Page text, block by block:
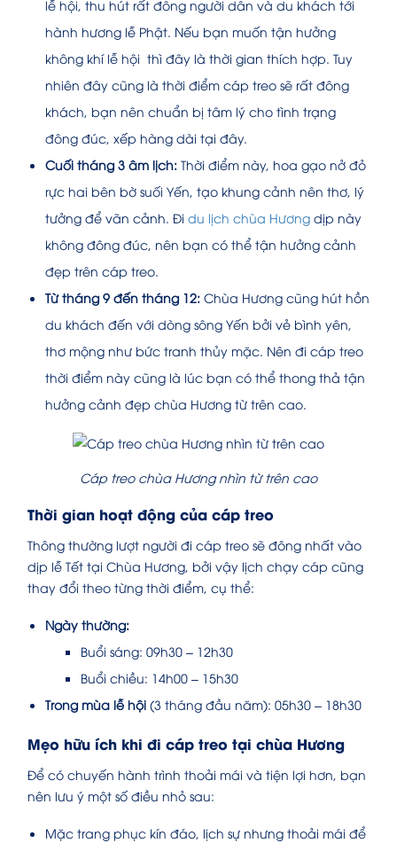
lễ hội, thu hút rất đông người dân và du khách tới
hành hương lễ Phật. Nếu bạn muốn tận hưởng
không khí lễ hội thì đây là thời gian thích hợp. Tuy
nhiên đây cũng là thời điểm cáp treo sẽ rất đông
khách, bạn nên chuẩn bị tâm lý cho tình trạng
đông đúc, xếp hàng dài tại đây.
Cuối tháng 3 âm lịch: Thời điểm này, hoa gạo nở đỏ
rực hai bên bờ suối Yến, tạo khung cảnh nên thơ, lý
tưởng để vãn cảnh. Đi du lịch chùa Hương dịp này
không đông đúc, nên bạn có thể tận hưởng cảnh
đẹp trên cáp treo.
Từ tháng 9 đến tháng 12: Chùa Hương cũng hút hồn
du khách đến với dòng sông Yến bởi vẻ bình yên,
thơ mộng như bức tranh thủy mặc. Nên đi cáp treo
thời điểm này cũng là lúc bạn có thể thong thả tận
hưởng cảnh đẹp chùa Hương từ trên cao.
Cáp treo chùa Hương nhìn từ trên cao
Thời gian hoạt động của cáp treo
Thông thường lượt người đi cáp treo sẽ đông nhất vào
dịp lễ Tết tại Chùa Hương, bởi vậy lịch chạy cáp cũng
thay đổi theo từng thời điểm, cụ thể:
Ngày thường:
Buổi sáng: 09h30 – 12h30
Buổi chiều: 14h00 – 15h30
Trong mùa lễ hội (3 tháng đầu năm): 05h30 – 18h30
Mẹo hữu ích khi đi cáp treo tại chùa Hương
Để có chuyến hành trình thoải mái và tiện lợi hơn, bạn
nên lưu ý một số điều nhỏ sau:
Mặc trang phục kín đáo, lịch sự nhưng thoải mái để